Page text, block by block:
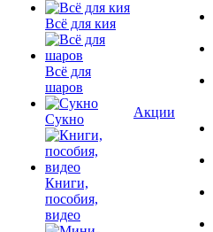
Всё для кия
Всё для
шаров
Сукно
Книги,
пособия,
видео
Акции